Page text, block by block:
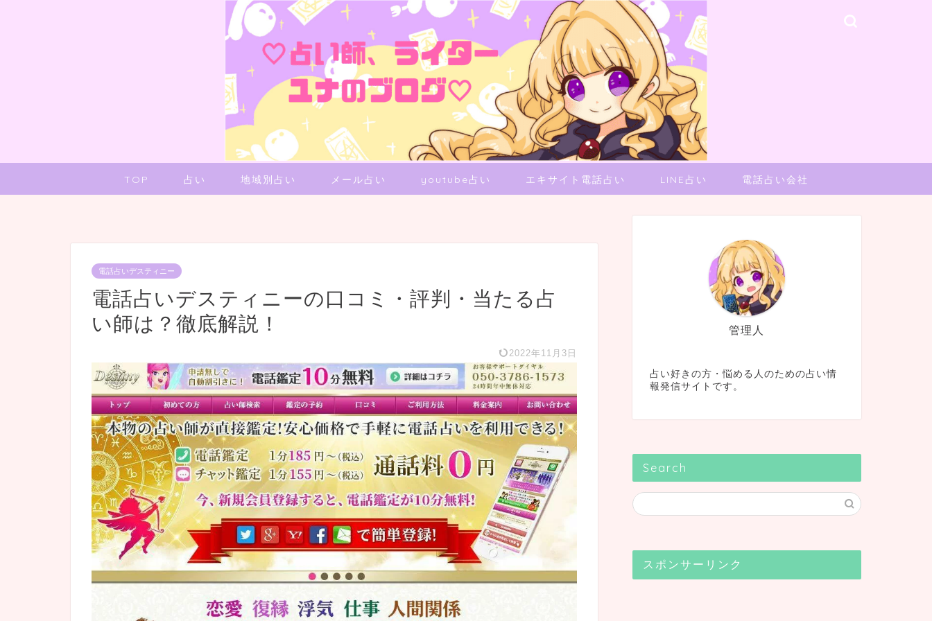
TOP 占い 地域別占い メール占い youtube占い エキサイト電話占い LINE占い 電話占い会社
電話占いデスティニー
電話占いデスティニーの口コミ・評判・当たる占
い師は？徹底解説！
2022年11月3日
管理人
占い好きの方・悩める人のための占い情
報発信サイトです。
Search
スポンサーリンク